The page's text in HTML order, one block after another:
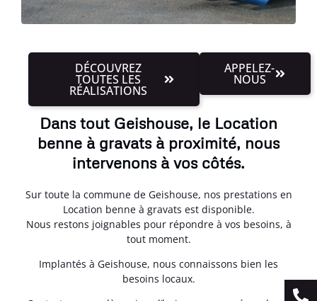
DÉCOUVREZ
TOUTES LES
RÉALISATIONS
APPELEZ-
NOUS
Dans tout Geishouse, le Location
benne à gravats à proximité, nous
intervenons à vos côtés.
Sur toute la commune de Geishouse, nos prestations en
Location benne à gravats est disponible.
Nous restons joignables pour répondre à vos besoins, à
tout moment.
Implantés à Geishouse, nous connaissons bien les
besoins locaux.